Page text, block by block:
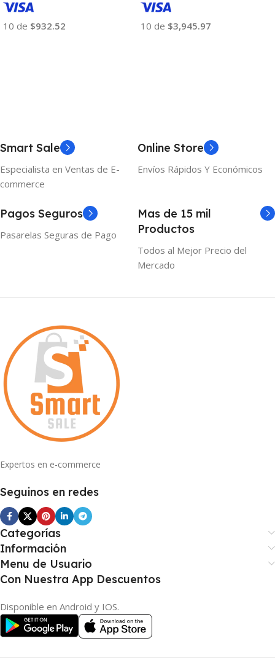
10 de $932.52 10 de $3,945.97
Smart Sale
Especialista en Ventas de E-
commerce
Online Store
Envíos Rápidos Y Económicos
Pagos Seguros
Pasarelas Seguras de Pago
Mas de 15 mil
Productos
Todos al Mejor Precio del
Mercado
Expertos en e-commerce
Seguinos en redes
Categorías
Información
Menu de Usuario
Con Nuestra App Descuentos
Disponible en Android y IOS.